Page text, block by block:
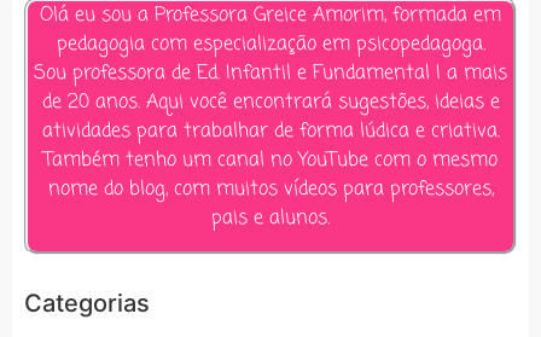
Olá eu sou a Professora Greice Amorim, formada em
pedagogia com especialização em psicopedagoga.
Sou professora de Ed. Infantil e Fundamental I a mais
de 20 anos. Aqui você encontrará sugestões, ideias e
atividades para trabalhar de forma lúdica e criativa.
Também tenho um canal no YouTube com o mesmo
nome do blog, com muitos vídeos para professores,
pais e alunos.
Categorias